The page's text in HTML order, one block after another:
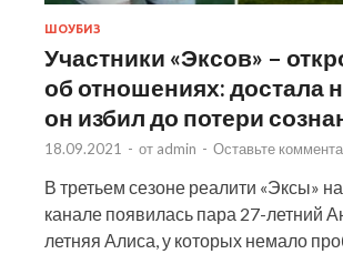
ШОУБИЗ
Участники «Эксов» –
об отношениях: достала
он избил до потери
18.09.2021 - от admin - Оставьте
В третьем сезоне реалити «Эксы»
канале появилась пара 27-летний
летняя Алиса, у которых немало